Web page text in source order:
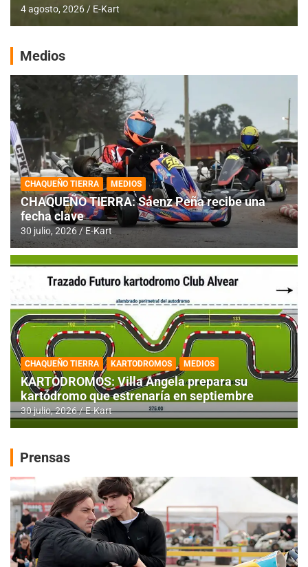
4 agosto, 2026 E-Kart
Medios
CHAQUEÑO TIERRA MEDIOS
CHAQUEÑO TIERRA: Sáenz Peña recibe una
fecha clave
30 julio, 2026 E-Kart
CHAQUEÑO TIERRA KARTODROMOS MEDIOS
KARTODROMOS: Villa Angela prepara su
kartódromo que estrenaría en septiembre
30 julio, 2026 E-Kart
Prensas